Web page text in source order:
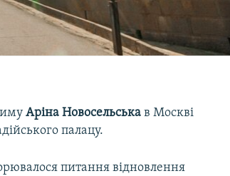
Аріна Новосельськав Москві
палацу.
питання відновлення